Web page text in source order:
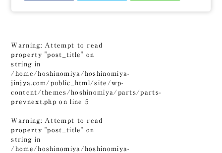
Warning: Attempt to read
property "post_title" on
string in
/home/hoshinomiya/hoshinomiya-
jinjya.com/public_html/site/wp-
content/themes/hoshinomiya/parts/parts-
prevnext.php on line 5
Warning: Attempt to read
property "post_title" on
string in
/home/hoshinomiya/hoshinomiya-